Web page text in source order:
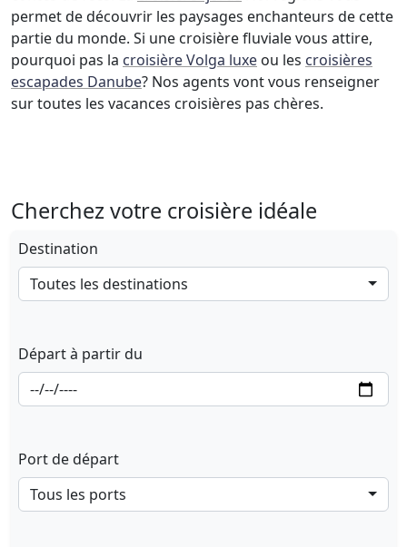
permet de découvrir les paysages enchanteurs de cette
partie du monde. Si une croisière fluviale vous attire,
pourquoi pas la croisière Volga luxe ou les croisières
escapades Danube? Nos agents vont vous renseigner
sur toutes les vacances croisières pas chères.
Cherchez votre croisière idéale
Destination
Toutes les destinations
Départ à partir du
Port de départ
Tous les ports